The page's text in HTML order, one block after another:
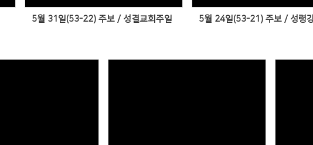
5월 31일(53-22) 주보 / 성결교회주일 5월 24일(53-21) 주보 / 성령